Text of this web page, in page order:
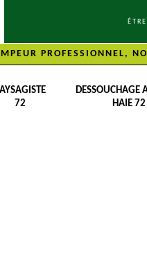
PROFESSIONNEL,
72
DESSOUCHAGE
HAIE 72